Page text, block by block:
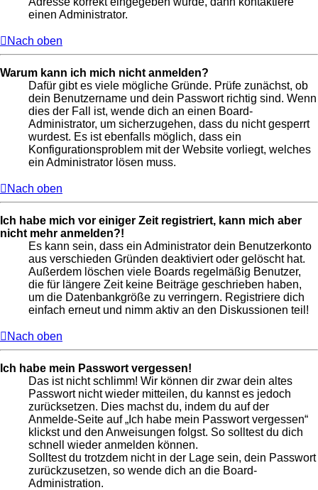
einen Administrator.
Nach oben
Warum kann ich mich nicht anmelden?
Dafür gibt es viele mögliche Gründe. Prüfe zunächst, ob
dein Benutzername und dein Passwort richtig sind. Wenn
dies der Fall ist, wende dich an einen Board-
Administrator, um sicherzugehen, dass du nicht gesperrt
wurdest. Es ist ebenfalls möglich, dass ein
Konfigurationsproblem mit der Website vorliegt, welches
ein Administrator lösen muss.
Nach oben
Ich habe mich vor einiger Zeit registriert, kann mich aber
nicht mehr anmelden?!
Es kann sein, dass ein Administrator dein Benutzerkonto
aus verschieden Gründen deaktiviert oder gelöscht hat.
Außerdem löschen viele Boards regelmäßig Benutzer,
die für längere Zeit keine Beiträge geschrieben haben,
um die Datenbankgröße zu verringern. Registriere dich
einfach erneut und nimm aktiv an den Diskussionen teil!
Nach oben
Ich habe mein Passwort vergessen!
Das ist nicht schlimm! Wir können dir zwar dein altes
Passwort nicht wieder mitteilen, du kannst es jedoch
zurücksetzen. Dies machst du, indem du auf der
Anmelde-Seite auf „Ich habe mein Passwort vergessen“
klickst und den Anweisungen folgst. So solltest du dich
schnell wieder anmelden können.
Solltest du trotzdem nicht in der Lage sein, dein Passwort
zurückzusetzen, so wende dich an die Board-
Administration.